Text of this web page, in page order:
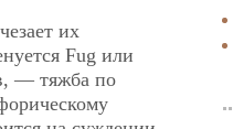
их
Fug или
— тяжба по